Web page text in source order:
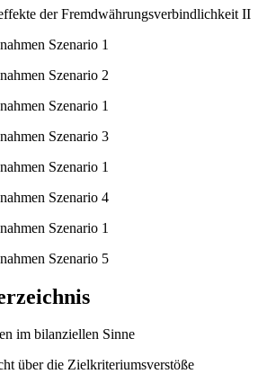
der Fremdwährungsverbindlichkeit II
Szenario 1
Szenario 2
Szenario 1
Szenario 3
Szenario 1
Szenario 4
Szenario 1
Szenario 5
im bilanziellen Sinne
über die Zielkriteriumsverstöße